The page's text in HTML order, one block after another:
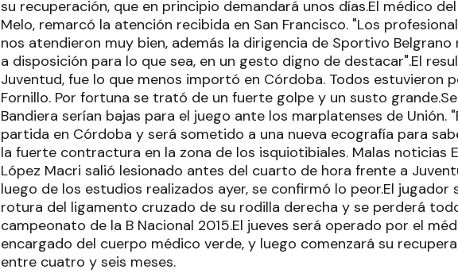
su recuperación, que en principio demandará unos días.El médico
Melo, remarcó la atención recibida en San Francisco. "Los
nos atendieron muy bien, además la dirigencia de Sportivo
a disposición para lo que sea, en un gesto digno de destacar".El
Juventud, fue lo que menos importó en Córdoba. Todos estuvieron
Fornillo. Por fortuna se trató de un fuerte golpe y un susto
Bandiera serían bajas para el juego ante los marplatenses de Unión.
partida en Córdoba y será sometido a una nueva ecografía para
la fuerte contractura en la zona de los isquiotibiales. Malas noticias
López Macri salió lesionado antes del cuarto de hora frente a
luego de los estudios realizados ayer, se confirmó lo peor.El jugador
rotura del ligamento cruzado de su rodilla derecha y se perderá
campeonato de la B Nacional 2015.El jueves será operado por el
encargado del cuerpo médico verde, y luego comenzará su
entre cuatro y seis meses.